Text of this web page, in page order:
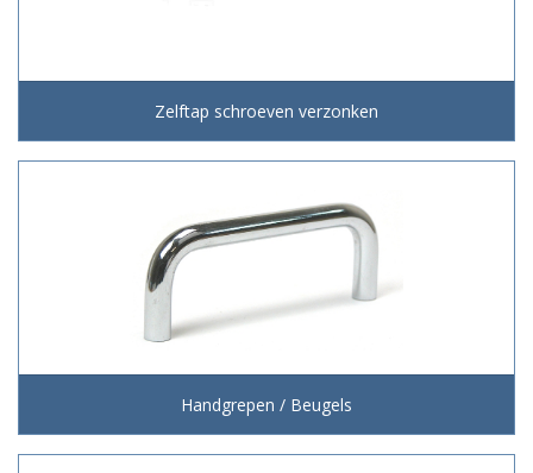
Zelftap schroeven verzonken
Handgrepen / Beugels